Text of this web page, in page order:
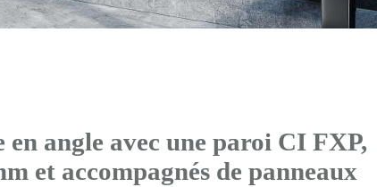
angle avec une paroi CI FXP,
et accompagnés de panneaux